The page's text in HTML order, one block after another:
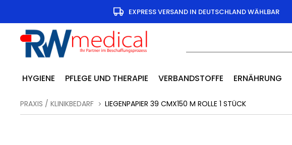
EXPRESS VERSAND IN DEUTSCHLAND WÄHLBAR
HYGIENE PFLEGE UND THERAPIE VERBANDSTOFFE ERNÄHRUNG
PRAXIS / KLINIKBEDARF LIEGENPAPIER 39 CMX150 M ROLLE 1 STÜCK